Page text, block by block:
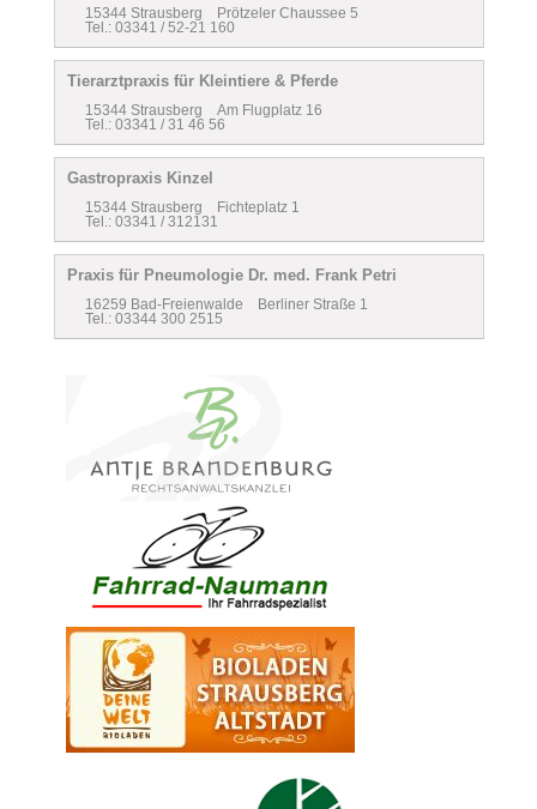
15344 Strausberg Prötzeler Chaussee 5
Tel.: 03341 / 52-21 160
Tierarztpraxis für Kleintiere & Pferde
15344 Strausberg Am Flugplatz 16
Tel.: 03341 / 31 46 56
Gastropraxis Kinzel
15344 Strausberg Fichteplatz 1
Tel.: 03341 / 312131
Praxis für Pneumologie Dr. med. Frank Petri
16259 Bad-Freienwalde Berliner Straße 1
Tel.: 03344 300 2515